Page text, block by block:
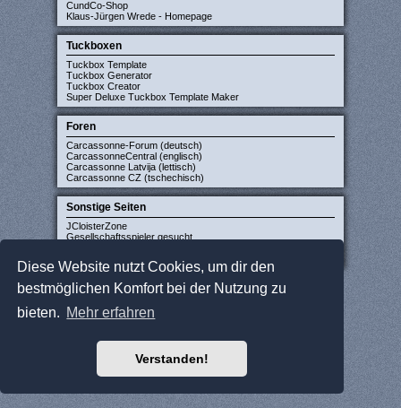
Diese Website nutzt Cookies, um dir den
bestmöglichen Komfort bei der Nutzung zu
bieten. Mehr erfahren
Verstanden!
CundCo-Shop
Klaus-Jürgen Wrede - Homepage
Tuckboxen
Tuckbox Template
Tuckbox Generator
Tuckbox Creator
Super Deluxe Tuckbox Template Maker
Foren
Carcassonne-Forum (deutsch)
CarcassonneCentral (englisch)
Carcassonne Latvija (lettisch)
Carcassonne CZ (tschechisch)
Sonstige Seiten
JCloisterZone
Gesellschaftsspieler gesucht